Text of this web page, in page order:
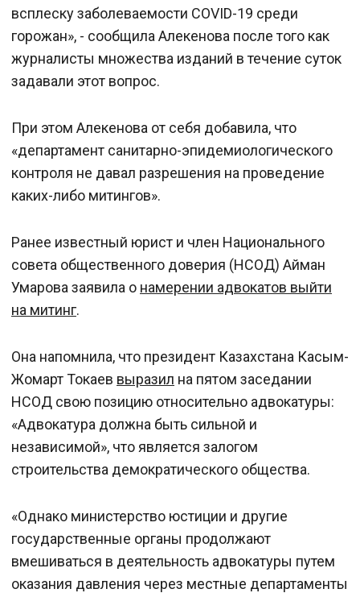
всплеску заболеваемости COVID-19 среди
горожан», - сообщила Алекенова после того как
журналисты множества изданий в течение суток
задавали этот вопрос.
При этом Алекенова от себя добавила, что
«департамент санитарно-эпидемиологического
контроля не давал разрешения на проведение
каких-либо митингов».
Ранее известный юрист и член Национального
совета общественного доверия (НСОД) Айман
Умарова заявила о намерении адвокатов выйти
на митинг.
Она напомнила, что президент Казахстана Касым-
Жомарт Токаев выразил на пятом заседании
НСОД свою позицию относительно адвокатуры:
«Адвокатура должна быть сильной и
независимой», что является залогом
строительства демократического общества.
«Однако министерство юстиции и другие
государственные органы продолжают
вмешиваться в деятельность адвокатуры путем
оказания давления через местные департаменты